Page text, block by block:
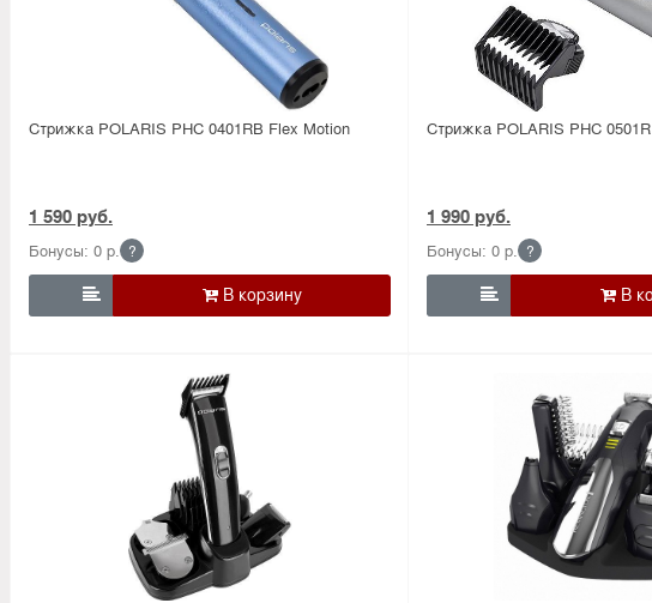
Стрижка POLARIS PHC 0401RB Flex Motion
1 590 руб.
Бонусы: 0 р. ?

Стрижка POLARIS PHC 0501R
1 990 руб.
Бонусы: 0 р. ?
